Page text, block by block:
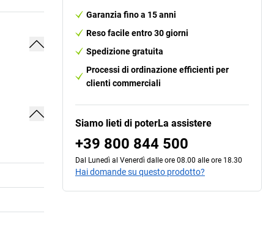
Garanzia fino a 15 anni
Reso facile entro 30 giorni
Spedizione gratuita
Processi di ordinazione efficienti per
clienti commerciali
Siamo lieti di poterLa assistere
+39 800 844 500
Dal Lunedì al Venerdì dalle ore 08.00 alle ore 18.30
Hai domande su questo prodotto?